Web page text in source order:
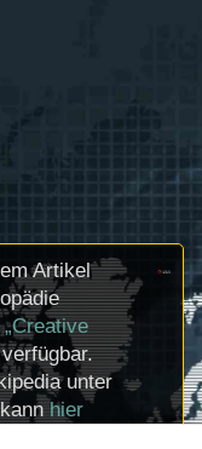
Artikel
„Creative
unter
hier